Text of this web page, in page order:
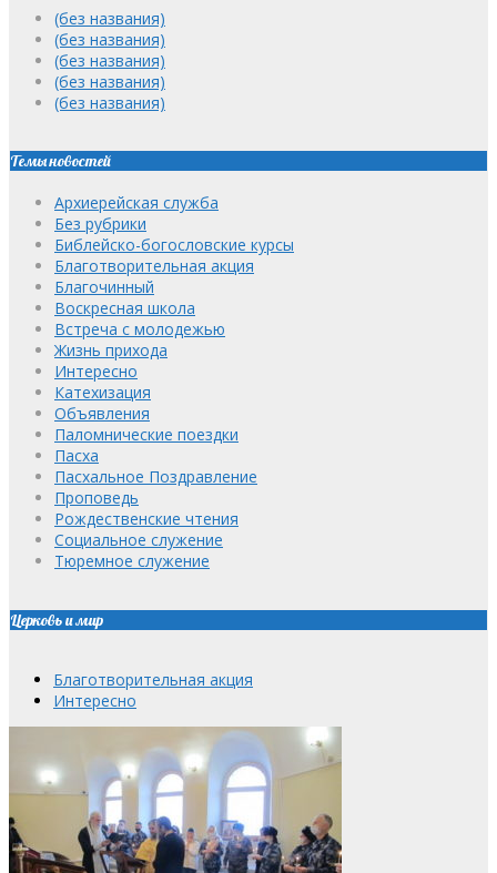
(без названия)
(без названия)
(без названия)
(без названия)
(без названия)
Темы новостей
Архиерейская служба
Без рубрики
Библейско-богословские курсы
Благотворительная акция
Благочинный
Воскресная школа
Встреча с молодежью
Жизнь прихода
Интересно
Катехизация
Объявления
Паломнические поездки
Пасха
Пасхальное Поздравление
Проповедь
Рождественские чтения
Социальное служение
Тюремное служение
Церковь и мир
Благотворительная акция
Интересно